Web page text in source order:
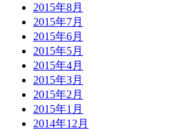
2015年8月
2015年7月
2015年6月
2015年5月
2015年4月
2015年3月
2015年2月
2015年1月
2014年12月